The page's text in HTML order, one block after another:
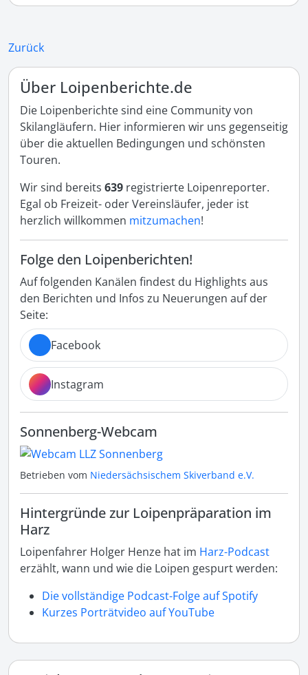
Zurück
Über Loipenberichte.de
Die Loipenberichte sind eine Community von
Skilangläufern. Hier informieren wir uns gegenseitig
über die aktuellen Bedingungen und schönsten
Touren.
Wir sind bereits 639 registrierte Loipenreporter.
Egal ob Freizeit- oder Vereinsläufer, jeder ist
herzlich willkommen mitzumachen!
Folge den Loipenberichten!
Auf folgenden Kanälen findest du Highlights aus
den Berichten und Infos zu Neuerungen auf der
Seite:
Facebook
Instagram
Sonnenberg-Webcam
Betrieben vom Niedersächsischem Skiverband e.V.
Hintergründe zur Loipenpräparation im
Harz
Loipenfahrer Holger Henze hat im Harz-Podcast
erzählt, wann und wie die Loipen gespurt werden:
Die vollständige Podcast-Folge auf Spotify
Kurzes Porträtvideo auf YouTube